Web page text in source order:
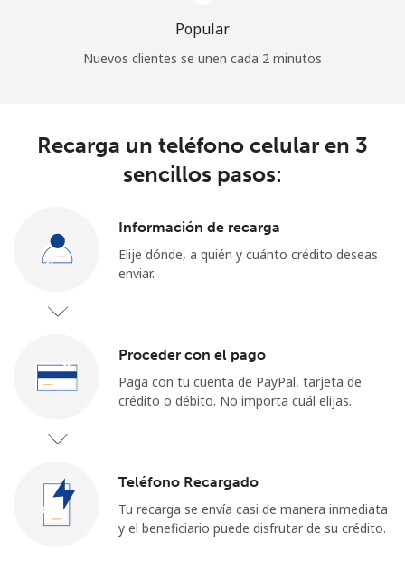
¿Olvidaste tu contraseña? →
o
Popular
Nuevos clientes se unen cada 2 minutos
Recarga un teléfono celular en 3
sencillos pasos:
Información de recarga
Elije dónde, a quién y cuánto crédito deseas
enviar.
Proceder con el pago
Paga con tu cuenta de PayPal, tarjeta de
crédito o débito. No importa cuál elijas.
Teléfono Recargado
Tu recarga se envía casi de manera inmediata
y el beneficiario puede disfrutar de su crédito.